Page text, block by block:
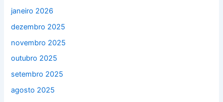
janeiro 2026
dezembro 2025
novembro 2025
outubro 2025
setembro 2025
agosto 2025